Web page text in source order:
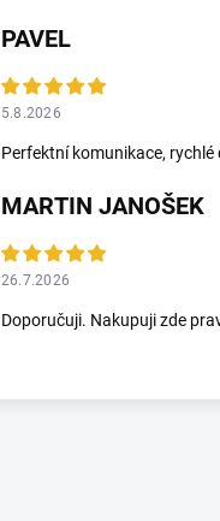
PAVEL
5.8.2026
Perfektní komunikace, rychlé
MARTIN JANOŠEK
26.7.2026
Doporučuji. Nakupuji zde